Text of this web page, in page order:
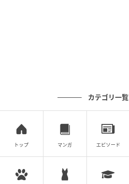
の記事をもっとみる
カテゴリ一覧
トップ マンガ エピソード